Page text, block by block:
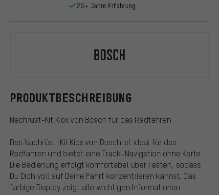
PRODUKTBESCHREIBUNG
Nachrüst-Kit Kiox von Bosch für das Radfahren
Das Nachrüst-Kit Kiox von Bosch ist ideal für das
Radfahren und bietet eine Track-Navigation ohne Karte.
Die Bedienung erfolgt komfortabel über Tasten, sodass
Du Dich voll auf Deine Fahrt konzentrieren kannst. Das
farbige Display zeigt alle wichtigen Informationen
25+ Jahre Erfahrung
Bosch